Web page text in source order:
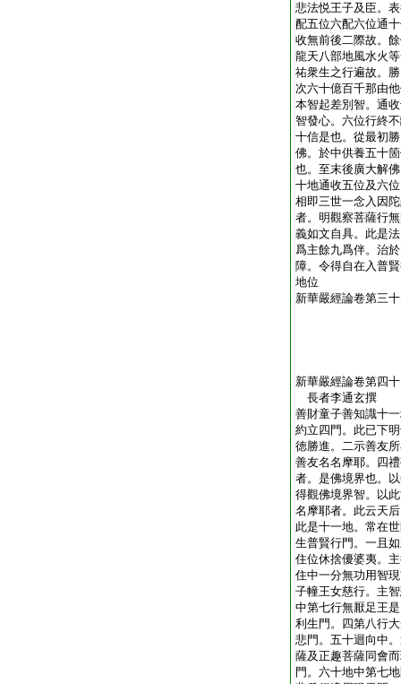
悲法悦王子及臣。
配五位六配六位通
收無前後二際故。
龍天八部地風水火
祐衆生之行遍故。
次六十億百千那由
本智起差別智。通
智發心。六位行終
十信是也。從最初
佛。於中供養五十
也。至末後廣大解
十地通收五位及六
相即三世一念入因
者。明觀察菩薩行
義如文自具。此是
爲主餘九爲伴。治
障。令得自在入普
地位
新華嚴經論卷第三
新華嚴經論卷第四十
長者李通玄撰
善財童子善知識十
約立四門。此已下
徳勝進。二示善友
善友名名摩耶。四
者。是佛境界也。
得觀佛境界智。以
名摩耶者。此云天
此是十一地。常在
生普賢行門。一且
住位休捨優婆夷。
住中一分無功用智
子幢王女慈行。主
中第七行無厭足王
利生門。四第八行
悲門。五十迴向中
薩及正趣菩薩同會
門。六十地中第七